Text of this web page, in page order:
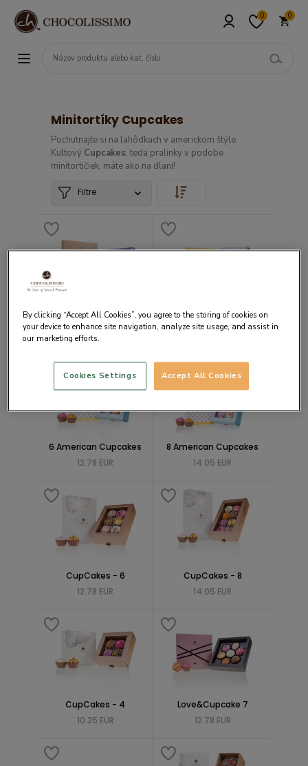
0 0
Minitortíky Cupcakes
Pochutnajte si na lahôdkach v americkom štýle.
Kultový Cupcakes, teda pralinky v podobe
minitortičiek, máte ako na dlani!
Filtre
Pralinky CupCakes Maxi
Square
30.78 EUR
4 american cupcakes
10.25 EUR
6 American Cupcakes
12.78 EUR
8 American Cupcakes
14.05 EUR
CupCakes - 6
12.78 EUR
CupCakes - 8
14.05 EUR
CupCakes - 4
10.25 EUR
Love&Cupcake 7
12.78 EUR
By clicking “Accept All Cookies”, you agree to the storing of cookies on
your device to enhance site navigation, analyze site usage, and assist in
our marketing efforts.
Accept All Cookies
Cookies Settings